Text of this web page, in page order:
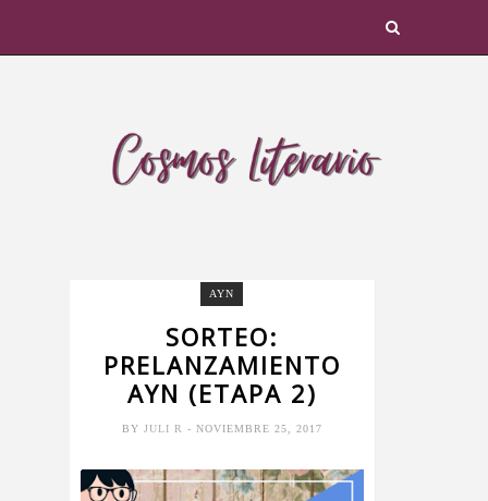
AYN
SORTEO:
PRELANZAMIENTO
AYN (ETAPA 2)
BY JULI R - NOVIEMBRE 25, 2017